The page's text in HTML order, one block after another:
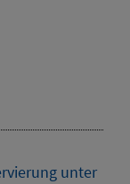
unter